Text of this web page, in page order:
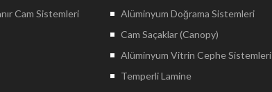
Cam Sistemleri
Alüminyum Doğrama Sistemleri
Cam Saçaklar (Canopy)
Alüminyum Vitrin Cephe Sistemleri
Temperli Lamine